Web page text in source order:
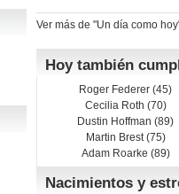
Ver más de "Un día como
Hoy también
Roger Federer (45)
Cecilia Roth (70)
Dustin Hoffman (89)
Martin Brest (75)
Adam Roarke (89)
Nacimientos y